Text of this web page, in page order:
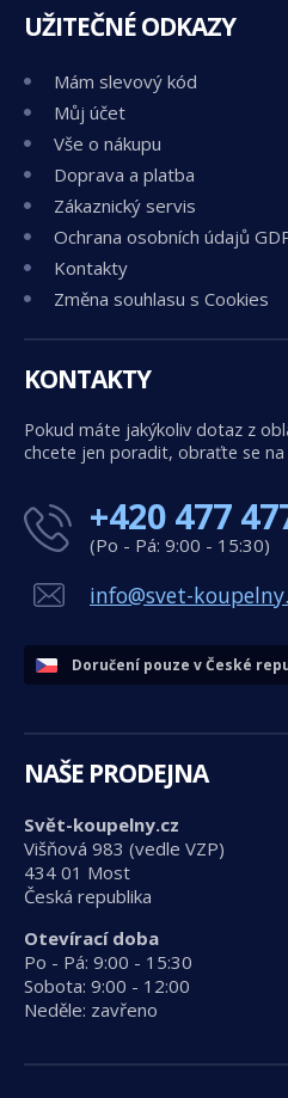
UŽITEČNÉ ODKAZY
Mám slevový kód
Můj účet
Vše o nákupu
Doprava a platba
Zákaznický servis
Ochrana osobních údajů
Kontakty
Změna souhlasu s Cookies
KONTAKTY
Pokud máte jakýkoliv dotaz z
chcete jen poradit, obraťte se na
+420 477
(Po - Pá: 9:00 - 15:30)
info@svet-
Doručení pouze v České
NAŠE PRODEJNA
Svět-koupelny.cz
Višňová 983 (vedle VZP)
434 01 Most
Česká republika
Otevírací doba
Po - Pá: 9:00 - 15:30
Sobota: 9:00 - 12:00
Neděle: zavřeno